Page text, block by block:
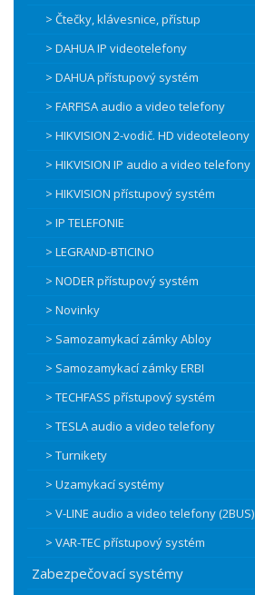
> Čtečky, klávesnice, přístup
> DAHUA IP videotelefony
> DAHUA přístupový systém
> FARFISA audio a video telefony
> HIKVISION 2-vodič. HD videoteleony
> HIKVISION IP audio a video telefony
> HIKVISION přístupový systém
> IP TELEFONIE
> LEGRAND-BTICINO
> NODER přístupový systém
> Novinky
> Samozamykací zámky Abloy
> Samozamykací zámky ERBI
> TECHFASS přístupový systém
> TESLA audio a video telefony
> Turnikety
> Uzamykací systémy
> V-LINE audio a video telefony (2BUS)
> VAR-TEC přístupový systém
Zabezpečovací systémy